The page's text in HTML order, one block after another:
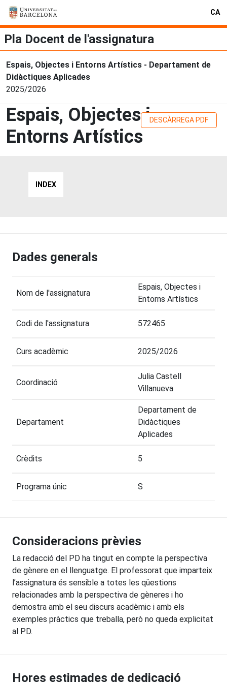
CA
Pla Docent de l'assignatura
Espais, Objectes i Entorns Artístics - Departament de
Didàctiques Aplicades
2025/2026
Espais, Objectes i
Entorns Artístics
DESCÀRREGA PDF
INDEX
Dades generals
Nom de l'assignatura
Espais, Objectes i
Entorns Artístics
Codi de l'assignatura 572465
Curs acadèmic 2025/2026
Coordinació
Julia Castell
Villanueva
Departament
Departament de
Didàctiques
Aplicades
Crèdits 5
Programa únic S
Consideracions prèvies
La redacció del PD ha tingut en compte la perspectiva
de gènere en el llenguatge. El professorat que imparteix
l’assignatura és sensible a totes les qüestions
relacionades amb la perspectiva de gèneres i ho
demostra amb el seu discurs acadèmic i amb els
exemples pràctics que treballa, però no queda explicitat
al PD.
Hores estimades de dedicació